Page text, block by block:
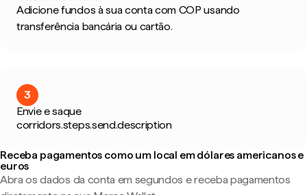
Adicione fundos à sua conta com COP usando
transferência bancária ou cartão.
3
Envie e saque
corridors.steps.send.description
Receba pagamentos como um local em dólares americanos e
euros
Abra os dados da conta em segundos e receba pagamentos